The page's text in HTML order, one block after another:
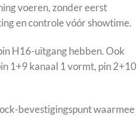
voeren, zonder eerst
en controle vóór showtime.
H16-uitgang hebben. Ook
1+9 kanaal 1 vormt, pin 2+10
bevestigingspunt waarmee